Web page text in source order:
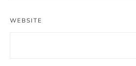
WEBSITE